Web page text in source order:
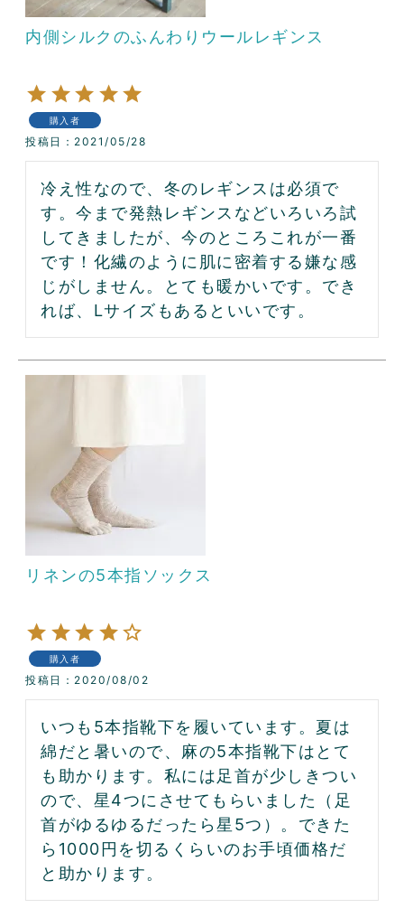
内側シルクのふんわりウールレギンス
購入者
投稿日 2021/05/28
冷え性なので、冬のレギンスは必須で
す。今まで発熱レギンスなどいろいろ試
してきましたが、今のところこれが一番
です！化繊のように肌に密着する嫌な感
じがしません。とても暖かいです。でき
リネンの5本指ソックス
購入者
投稿日 2020/08/02
いつも5本指靴下を履いています。夏は
綿だと暑いので、麻の5本指靴下はとて
も助かります。私には足首が少しきつい
ので、星4つにさせてもらいました（足
首がゆるゆるだったら星5つ）。できた
ら1000円を切るくらいのお手頃価格だ